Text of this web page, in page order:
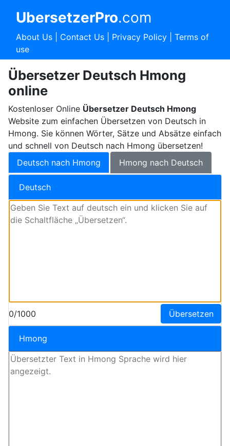
UbersetzerPro.com
About Us| Contact Us| Privacy Policy| Terms of
use
Übersetzer Deutsch Hmong
online
Kostenloser Online Übersetzer Deutsch Hmong
Website zum einfachen Übersetzen von Deutsch in
Hmong. Sie können Wörter, Sätze und Absätze einfach
und schnell von Deutsch nach Hmong übersetzen!
Deutsch nach Hmong
Hmong nach Deutsch
Deutsch
0/1000 Übersetzen
Hmong